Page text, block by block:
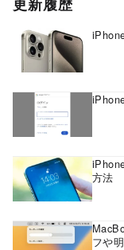
方法
フや